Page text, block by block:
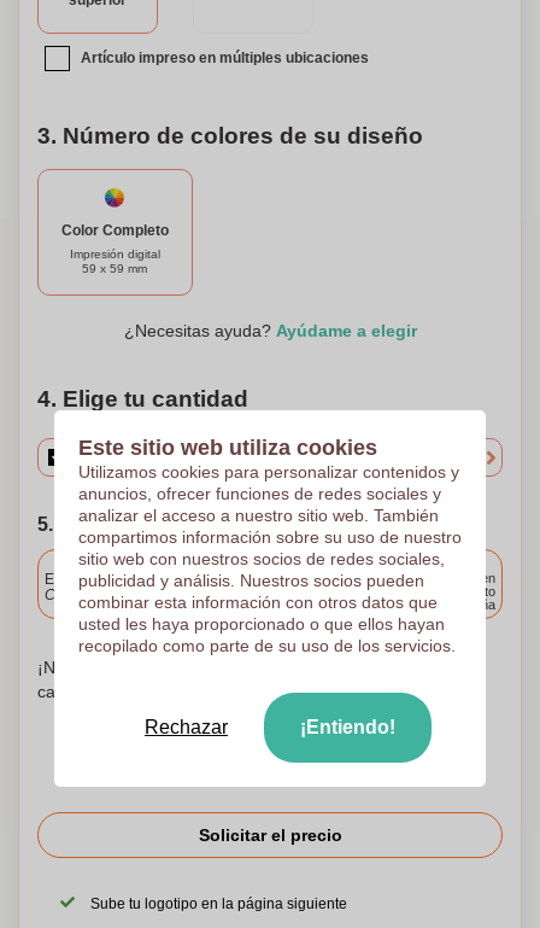
nuevas alturas.
Artículo impreso en múltiples ubicaciones
3. Número de colores de su diseño
Color Completo
Impresión digital
59 x 59 mm
¿Necesitas ayuda? Ayúdame a elegir
4. Elige tu cantidad
5. Elija su fecha de envío
Incluido
Entrega estándar
Cargue y apruebe sus archivos antes de las 9.30 a.m.
Entrega en
cualquier punto
de España
¡No te preocupes! Simplemente suba sus archivos a la
canasta de compras
Solicitar el precio
Sube tu logotipo en la página siguiente
Este sitio web utiliza cookies
Utilizamos cookies para personalizar contenidos y
anuncios, ofrecer funciones de redes sociales y
analizar el acceso a nuestro sitio web. También
compartimos información sobre su uso de nuestro
sitio web con nuestros socios de redes sociales,
publicidad y análisis. Nuestros socios pueden
combinar esta información con otros datos que
usted les haya proporcionado o que ellos hayan
recopilado como parte de su uso de los servicios.
Rechazar ¡Entiendo!